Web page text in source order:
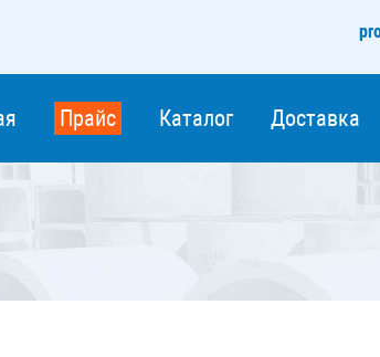
Прайс Каталог Доставка